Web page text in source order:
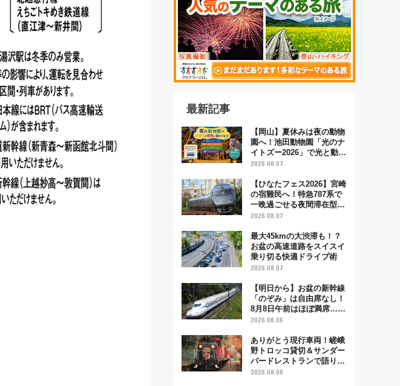
最新記事
【岡山】夏休みは夜の動物
園へ！池田動物園「光のナ
イトズー2026」で光と動物
が彩る特別な夜
2026.08.07
【ひなたフェス2026】宮崎
の宿難民へ！特急787系で
一晩過ごせる夜間滞在型イ
ベント「スワローおひさ
2026.08.07
最大45kmの大渋滞も！？
お盆の高速道路をスイスイ
乗り切る快適ドライブ術
2026.08.07
【明日から】お盆の新幹線
「のぞみ」は自由席なし！
8月8日午前はほぼ満席…で
も数時間ズラせば空きが見
「空席」探しのコツ
2026.08.06
ありがとう現行車両！嵯峨
野トロッコ貸切＆サンダー
バードレストランで語り合
う秋の京都 斉藤雪乃＆福
2026.08.06